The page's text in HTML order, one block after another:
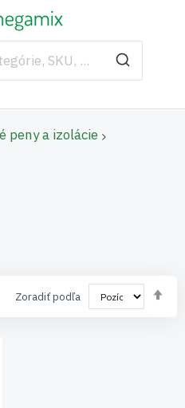
peny a izolácie
Zoradiť podľa